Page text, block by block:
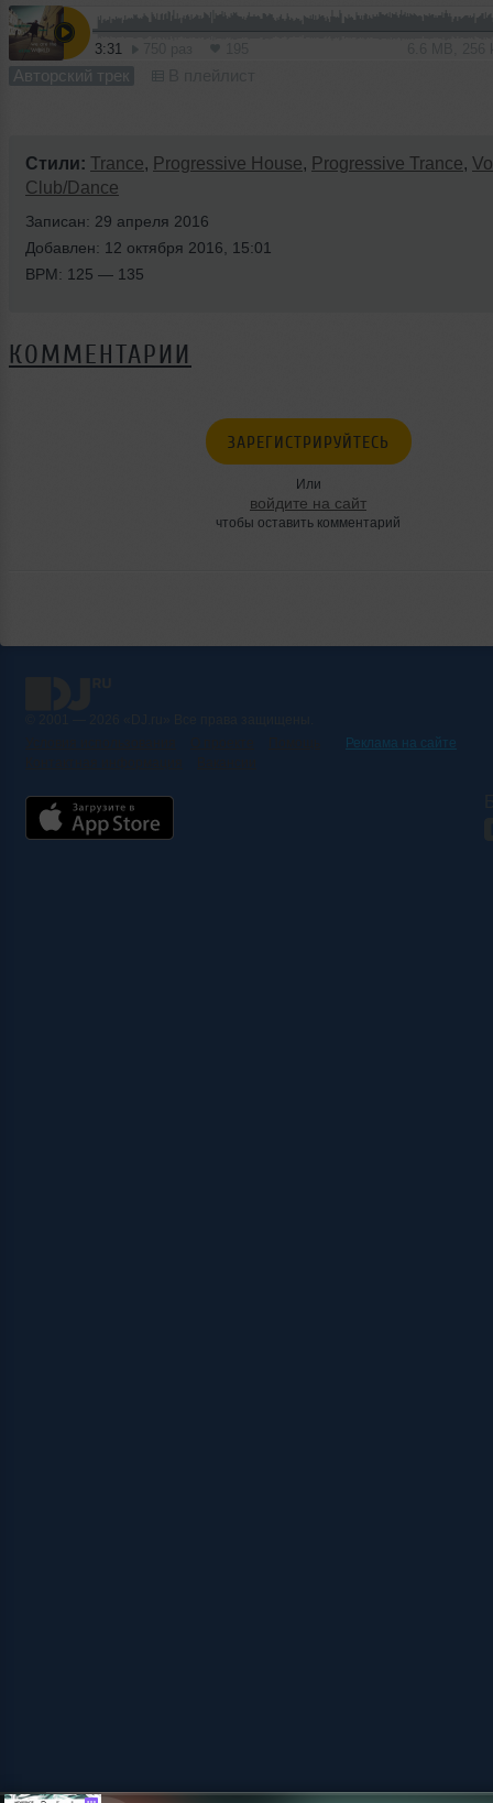
3:31
Авторский трек
Стили: Trance, Progressive House, Progressive Trance,
Club/Dance
Записан: 29 апреля 2016
Добавлен: 12 октября 2016, 15:01
BPM: 125 — 135
КОММЕНТАРИИ
ЗАРЕГИСТРИРУЙТЕСЬ
Или
войдите на сайт
чтобы оставить комментарий
Реклама на сайте